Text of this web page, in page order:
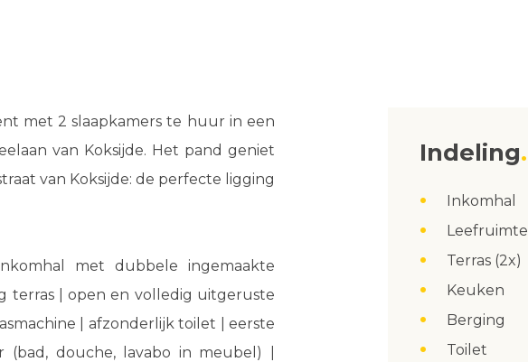
met 2 slaapkamers te huur in een
van Koksijde. Het pand geniet
van Koksijde: de perfecte ligging
met dubbele ingemaakte
terras | open en volledig uitgeruste
| afzonderlijk toilet | eerste
douche, lavabo in meubel) |
Indeling
Inkomhal
Leefruimte
Terras (2x)
Keuken
Berging
Toilet